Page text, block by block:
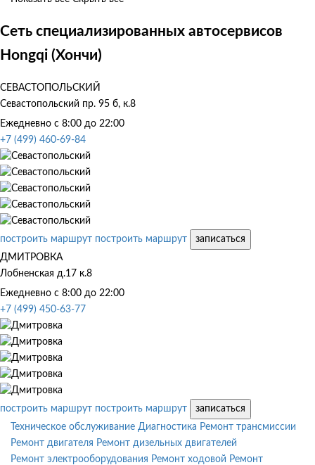
Сеть специализированных автосервисов
Hongqi (Хончи)
СЕВАСТОПОЛЬСКИЙ
Севастопольский пр. 95 б, к.8
Ежедневно с 8:00 до 22:00
+7 (499) 460-69-84
построить маршрут построить маршрут
записаться
ДМИТРОВКА
Лобненская д.17 к.8
Ежедневно с 8:00 до 22:00
+7 (499) 450-63-77
построить маршрут построить маршрут
записаться
Техническое обслуживание Диагностика Ремонт трансмиссии
Ремонт двигателя Ремонт дизельных двигателей
Ремонт электрооборудования Ремонт ходовой Ремонт